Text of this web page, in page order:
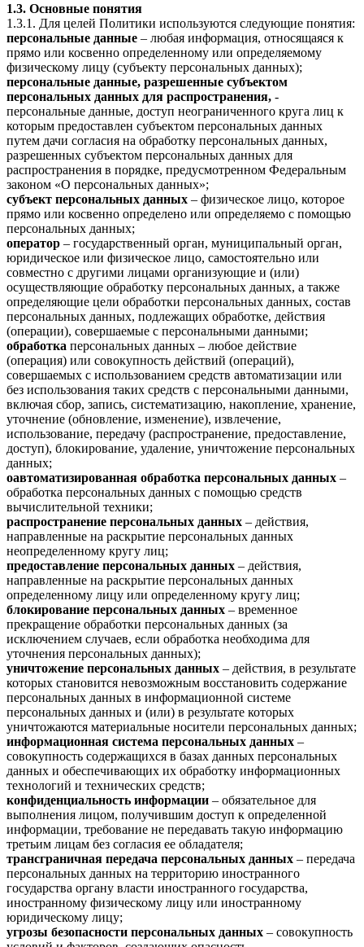
1.3. Основные понятия
1.3.1. Для целей Политики используются следующие понятия:
персональные данные – любая информация, относящаяся к
прямо или косвенно определенному или определяемому
физическому лицу (субъекту персональных данных);
персональные данные, разрешенные субъектом
персональных данных для распространения, -
персональные данные, доступ неограниченного круга лиц к
которым предоставлен субъектом персональных данных
путем дачи согласия на обработку персональных данных,
разрешенных субъектом персональных данных для
распространения в порядке, предусмотренном Федеральным
законом «О персональных данных»;
субъект персональных данных – физическое лицо, которое
прямо или косвенно определено или определяемо с помощью
персональных данных;
оператор – государственный орган, муниципальный орган,
юридическое или физическое лицо, самостоятельно или
совместно с другими лицами организующие и (или)
осуществляющие обработку персональных данных, а также
определяющие цели обработки персональных данных, состав
персональных данных, подлежащих обработке, действия
(операции), совершаемые с персональными данными;
обработка персональных данных – любое действие
(операция) или совокупность действий (операций),
совершаемых с использованием средств автоматизации или
без использования таких средств с персональными данными,
включая сбор, запись, систематизацию, накопление, хранение,
уточнение (обновление, изменение), извлечение,
использование, передачу (распространение, предоставление,
доступ), блокирование, удаление, уничтожение персональных
данных;
оавтоматизированная обработка персональных данных –
обработка персональных данных с помощью средств
вычислительной техники;
распространение персональных данных – действия,
направленные на раскрытие персональных данных
неопределенному кругу лиц;
предоставление персональных данных – действия,
направленные на раскрытие персональных данных
определенному лицу или определенному кругу лиц;
блокирование персональных данных – временное
прекращение обработки персональных данных (за
исключением случаев, если обработка необходима для
уточнения персональных данных);
уничтожение персональных данных – действия, в результате
которых становится невозможным восстановить содержание
персональных данных в информационной системе
персональных данных и (или) в результате которых
уничтожаются материальные носители персональных данных;
информационная система персональных данных –
совокупность содержащихся в базах данных персональных
данных и обеспечивающих их обработку информационных
технологий и технических средств;
конфиденциальность информации – обязательное для
выполнения лицом, получившим доступ к определенной
информации, требование не передавать такую информацию
третьим лицам без согласия ее обладателя;
трансграничная передача персональных данных – передача
персональных данных на территорию иностранного
государства органу власти иностранного государства,
иностранному физическому лицу или иностранному
юридическому лицу;
угрозы безопасности персональных данных – совокупность